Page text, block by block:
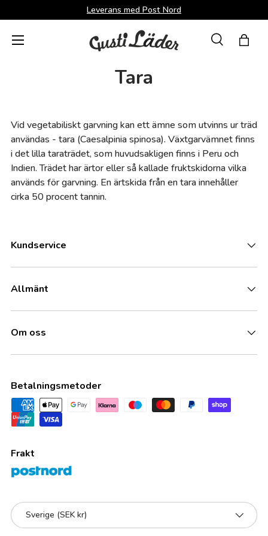
Direkt till innehållet
Leverans med Post Nord
Suche
Menü
Tara
Vid vegetabiliskt garvning kan ett ämne som utvinns ur träd
användas - tara (Caesalpinia spinosa). Växtgarvämnet finns
i det lilla taraträdet, som huvudsakligen finns i Peru och
Indien. Trädet har ärtor eller så kallade fruktskidorna vilka
används för garvning. En ärtskida från en tara innehåller
cirka 50 procent tannin.
Kundservice
Allmänt
Om oss
Betalningsmetoder
Frakt
Land/Region
Sverige (SEK kr)